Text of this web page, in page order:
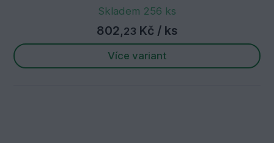
Skladem 256 ks
802,23 Kč / ks
Více variant